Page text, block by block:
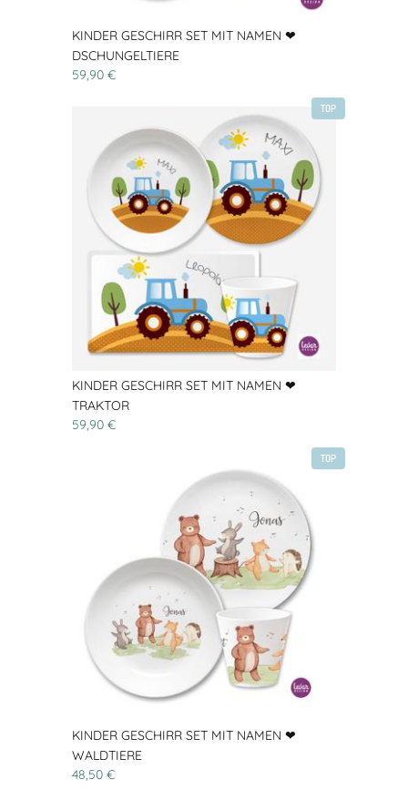
KINDER GESCHIRR SET MIT NAMEN ❤
DSCHUNGELTIERE
59,90 €
TOP
KINDER GESCHIRR SET MIT NAMEN ❤
TRAKTOR
59,90 €
TOP
KINDER GESCHIRR SET MIT NAMEN ❤
WALDTIERE
48,50 €